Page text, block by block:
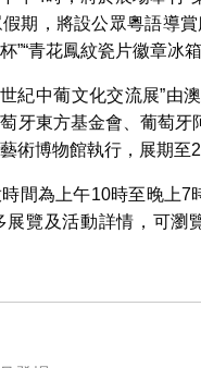
期，將設公眾粵語導
”“青花鳳紋瓷片徽章冰
紀中葡文化交流展”由
牙東方基金會、葡萄
術博物館執行，展期至
間為上午10時至晚上
展覽及活動詳情，可瀏